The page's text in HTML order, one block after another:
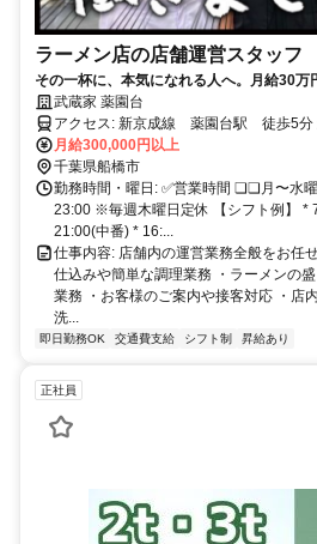
ラーメン店の店舗運営スタッフ
その一杯に、本気になれる人へ。月給30
武蔵家 薬園台
アクセス: 新京成線 薬園台駅 徒歩5分 新京成線 前原駅 徒歩11
分 中央・総武各駅停車 津田沼駅 車11分 ※自転車・バイク・
勤可
月給300,000円以上
千葉県船橋市
勤務時間・曜日: ✅営業時間 ❏❏月〜水
23:00 ※毎週木曜日定休 【シフト例】 *
21:00(中番) * 16:...
仕事内容: 店舗内の運営業務全般をお任
仕込みや簡単な調理業務 ・ラーメンの
業務 ・お客様のご案内や接客対応 ・店
洗...
即日勤務OK 交通費支給 シフト制 昇給あり
正社員